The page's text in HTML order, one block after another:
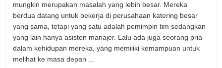
mungkin merupakan masalah yang lebih besar. Mereka
berdua datang untuk bekerja di perusahaan katering besar
yang sama, tetapi yang satu adalah pemimpin tim sedangkan
yang lain hanya asisten manajer. Lalu ada juga seorang pria
dalam kehidupan mereka, yang memiliki kemampuan untuk
melihat ke masa depan ...